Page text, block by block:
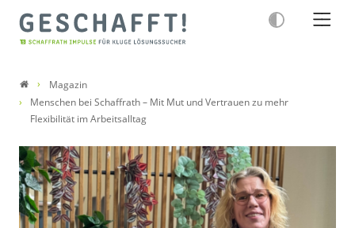
Magazin
Menschen bei Schaffrath – Mit Mut und Vertrauen zu mehr
Flexibilität im Arbeitsalltag